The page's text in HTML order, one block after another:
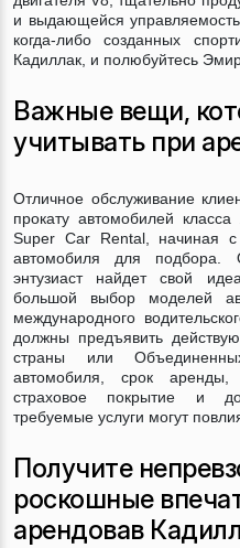
и выдающейся
когда-либо созданных
Кадиллак, и полюбуйтесь
Важные вещи,
учитывать при
Отличное обслуживание
прокату автомобилей
Super Car Rental, начиная
автомобиля для подбора.
энтузиаст найдет свой
большой выбор моделей
международного
должны предъявить
страны или
автомобиля, срок аренды,
страховое покрытие и
требуемые услуги могут
Получите
роскошные
арендовав